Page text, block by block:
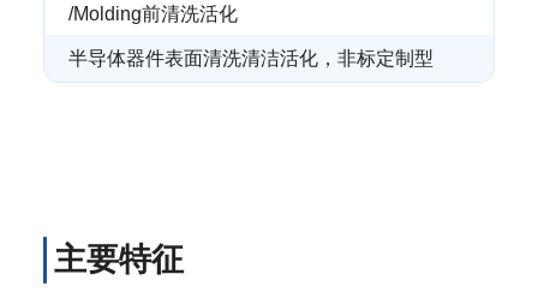
/Molding前清洗活化
半导体器件表面清洗清洁活化，非标定制型
主要特征